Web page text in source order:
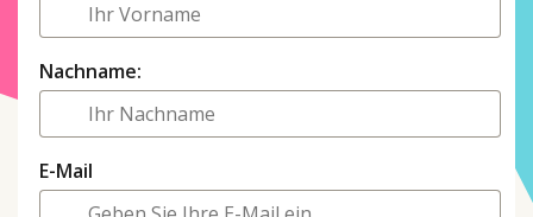
Nachname:
E-Mail